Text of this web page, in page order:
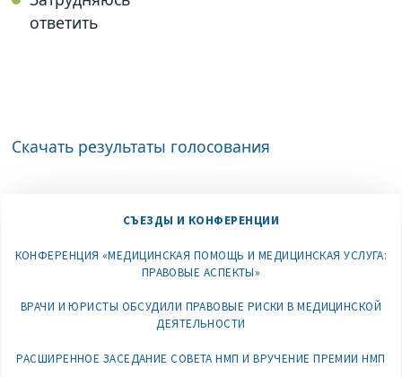
ответить
Скачать результаты голосования
СЪЕЗДЫ И КОНФЕРЕНЦИИ
КОНФЕРЕНЦИЯ «МЕДИЦИНСКАЯ ПОМОЩЬ И МЕДИЦИНСКАЯ УСЛУГА:
ПРАВОВЫЕ АСПЕКТЫ»
ВРАЧИ И ЮРИСТЫ ОБСУДИЛИ ПРАВОВЫЕ РИСКИ В МЕДИЦИНСКОЙ
ДЕЯТЕЛЬНОСТИ
РАСШИРЕННОЕ ЗАСЕДАНИЕ СОВЕТА НМП И ВРУЧЕНИЕ ПРЕМИИ НМП